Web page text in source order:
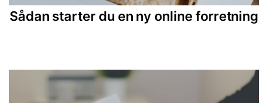
Sådan starter du en ny online forretning